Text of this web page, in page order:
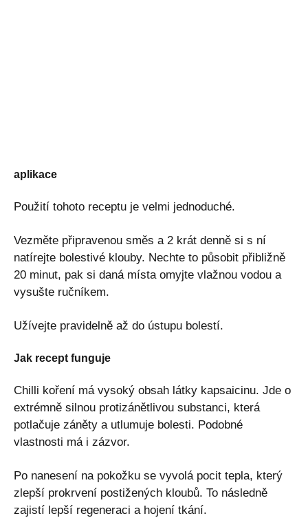
aplikace
Použití tohoto receptu je velmi jednoduché.
Vezměte připravenou směs a 2 krát denně si s ní
natírejte bolestivé klouby. Nechte to působit přibližně
20 minut, pak si daná místa omyjte vlažnou vodou a
vysušte ručníkem.
Užívejte pravidelně až do ústupu bolestí.
Jak recept funguje
Chilli koření má vysoký obsah látky kapsaicinu. Jde o
extrémně silnou protizánětlivou substanci, která
potlačuje záněty a utlumuje bolesti. Podobné
vlastnosti má i zázvor.
Po nanesení na pokožku se vyvolá pocit tepla, který
zlepší prokrvení postižených kloubů. To následně
zajistí lepší regeneraci a hojení tkání.